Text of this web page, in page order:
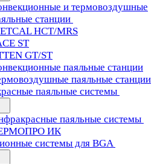
и термовоздушные
станции
HCT/MRS
ST
GT/ST
паяльные станции
паяльные станции
паяльные системы
паяльные системы
ИК
системы для BGA